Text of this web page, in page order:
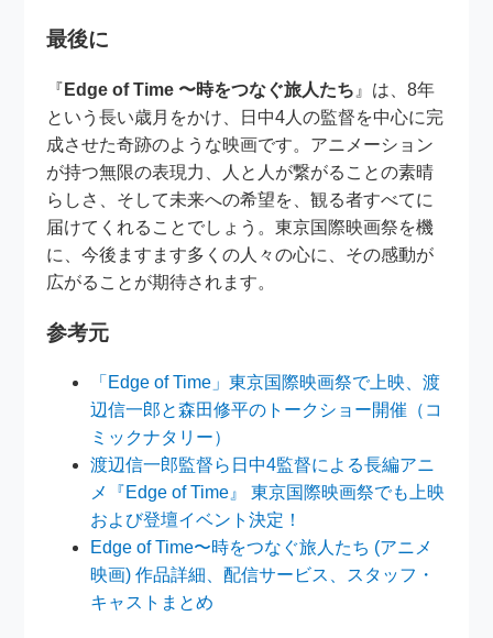
最後に
『 Edge of Time 〜時をつなぐ旅人たち 』は、8年
という長い歳月をかけ、日中4人の監督を中心に完
成させた奇跡のような映画です。アニメーション
が持つ無限の表現力、人と人が繋がることの素晴
らしさ、そして未来への希望を、観る者すべてに
届けてくれることでしょう。東京国際映画祭を機
に、今後ますます多くの人々の心に、その感動が
広がることが期待されます。
参考元
「Edge of Time」東京国際映画祭で上映、渡
辺信一郎と森田修平のトークショー開催（コ
ミックナタリー）
渡辺信一郎監督ら日中4監督による長編アニ
メ『Edge of Time』 東京国際映画祭でも上映
および登壇イベント決定！
Edge of Time〜時をつなぐ旅人たち (アニメ
映画) 作品詳細、配信サービス、スタッフ・
キャストまとめ